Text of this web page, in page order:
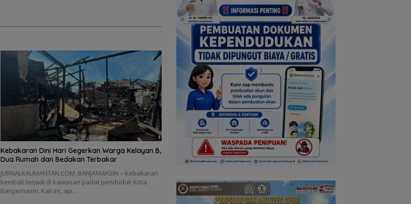
Kebakaran Dini Hari Gegerkan Warga Kelayan B,
Dua Rumah dan Bedakan Terbakar
JURNALKALIMANTAN.COM, BANJARMASIN – Kebakaran
kembali terjadi di kawasan padat penduduk Kota
Banjarmasin. Kali ini, api…